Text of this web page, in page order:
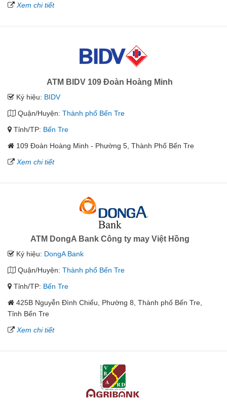
Xem chi tiết
ATM BIDV 109 Đoàn Hoàng Minh
Ký hiệu: BIDV
Quận/Huyện: Thành phố Bến Tre
Tỉnh/TP: Bến Tre
109 Đoàn Hoàng Minh - Phường 5, Thành Phố Bến Tre
Xem chi tiết
ATM DongA Bank Công ty may Việt Hồng
Ký hiệu: DongA Bank
Quận/Huyện: Thành phố Bến Tre
Tỉnh/TP: Bến Tre
425B Nguyễn Đình Chiểu, Phường 8, Thành phố Bến Tre,
Tỉnh Bến Tre
Xem chi tiết